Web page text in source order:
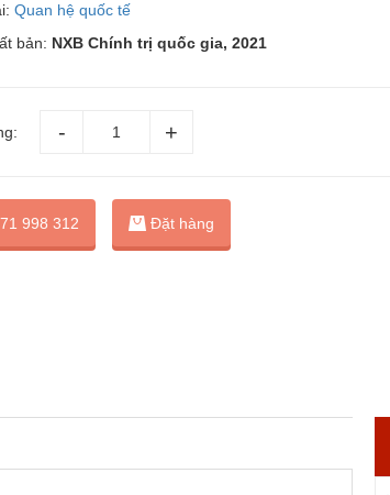
Quan hệ quốc tế
bản: NXB Chính trị quốc gia, 2021
998 312 Đặt hàng